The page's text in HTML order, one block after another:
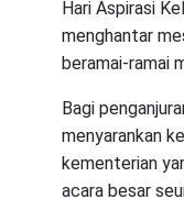
Hari Aspirasi
menghantar
beramai-ramai
Bagi
menyarankan
kementerian
acara besar